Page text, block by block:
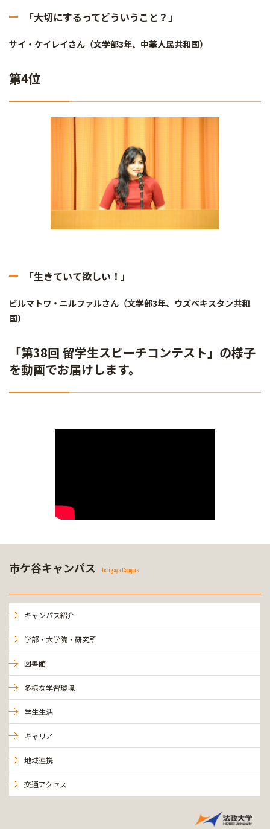
「大切にするってどういうこと？」
サイ・ケイレイさん（文学部3年、中華人民共和国）
第4位
「生きていて欲しい！」
ビルマトワ・ニルファルさん（文学部3年、ウズベキスタン共和
国）
「第38回 留学生スピーチコンテスト」の様子
を動画でお届けします。
市ケ谷キャンパス Ichigaya Campus
キャンパス紹介
学部・大学院・研究所
図書館
多様な学習環境
学生生活
キャリア
地域連携
交通アクセス